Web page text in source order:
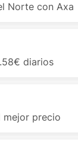
Norte con Axa
diarios
mejor precio